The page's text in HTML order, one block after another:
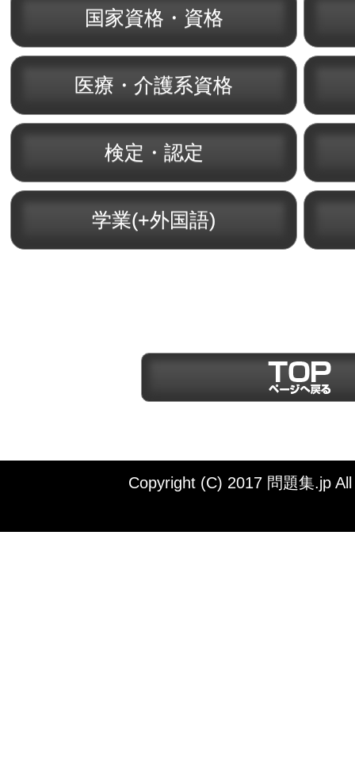
国家資格・資格
医療・介護系資格
検定・認定
学業(+外国語)
Copyright (C) 2017 問題集.jp